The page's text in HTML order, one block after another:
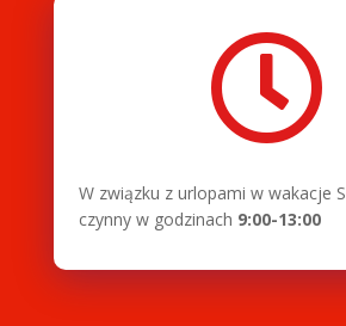

W związku z urlopami w wakacje
czynny w godzinach 9:00-13:00